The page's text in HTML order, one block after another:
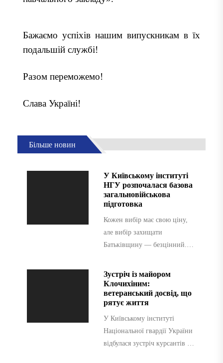
Бажаємо успіхів нашим випускникам в їх
подальшій службі!
Разом переможемо!
Слава Україні!
Більше новин
У Київському інституті
НГУ розпочалася базова
загальновійськова
підготовка
Кожен вибір має свою ціну,
але вибір захищати
Батьківщину — безцінний.
інституту Національної
гвардії України розпочався
важливий...
Зустріч із майором
Клочихіним:
ветеранський досвід, що
рятує життя
У Київському інституті
Національної гвардії України
відбулася зустріч курсантів із